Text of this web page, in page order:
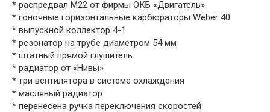
* распредвал M22 от фирмы ОКБ «Двигатель»
* гоночные горизонтальные карбюраторы Weber 40
* выпускной коллектор 4-1
* резонатор на трубе диаметром 54 мм
* штатный прямой глушитель
* радиатор от «Нивы»
* три вентилятора в системе охлаждения
* масляный радиатор
* перенесена ручка переключения скоростей